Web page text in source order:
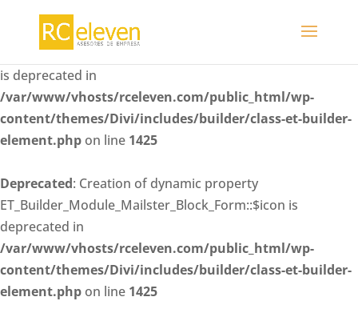
Deprecated : Creation of dynamic property
is deprecated in
/var/www/vhosts/rceleven.com/public_html/wp-
content/themes/Divi/includes/builder/class-et-builder-
element.php on line 1425
Deprecated: Creation of dynamic property
ET_Builder_Module_Mailster_Block_Form::$icon is
deprecated in
/var/www/vhosts/rceleven.com/public_html/wp-
content/themes/Divi/includes/builder/class-et-builder-
element.php on line 1425